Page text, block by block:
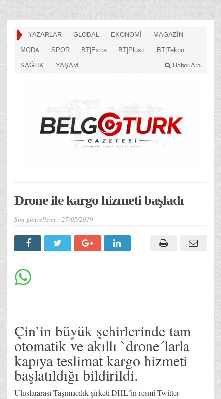
YAZARLAR GLOBAL EKONOMİ MAGAZİN
MODA SPOR BT|Extra BT|Plus+ BT|Tekno
SAĞLIK YAŞAM Haber Ara
Drone ile kargo hizmeti başladı
Son güncelleme :27/05/2019
Çin’in büyük şehirlerinde tam
otomatik ve akıllı `drone´larla
kapıya teslimat kargo hizmeti
başlatıldığı bildirildi.
Uluslararası Taşımacılık şirketi DHL´in resmi Twitter